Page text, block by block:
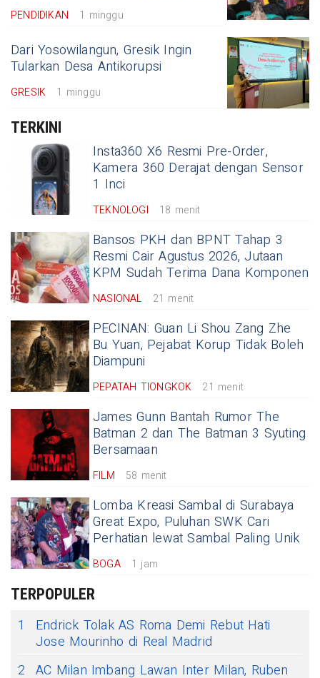
PENDIDIKAN 1 minggu
Dari Yosowilangun, Gresik Ingin
Tularkan Desa Antikorupsi
GRESIK 1 minggu
TERKINI
Insta360 X6 Resmi Pre-Order,
Kamera 360 Derajat dengan Sensor
1 Inci
TEKNOLOGI 18 menit
Bansos PKH dan BPNT Tahap 3
Resmi Cair Agustus 2026, Jutaan
KPM Sudah Terima Dana Komponen
NASIONAL 21 menit
PECINAN: Guan Li Shou Zang Zhe
Bu Yuan, Pejabat Korup Tidak Boleh
Diampuni
PEPATAH TIONGKOK 21 menit
James Gunn Bantah Rumor The
Batman 2 dan The Batman 3 Syuting
Bersamaan
FILM 58 menit
Lomba Kreasi Sambal di Surabaya
Great Expo, Puluhan SWK Cari
Perhatian lewat Sambal Paling Unik
BOGA 1 jam
TERPOPULER
1
Endrick Tolak AS Roma Demi Rebut Hati
Jose Mourinho di Real Madrid
2 AC Milan Imbang Lawan Inter Milan, Ruben